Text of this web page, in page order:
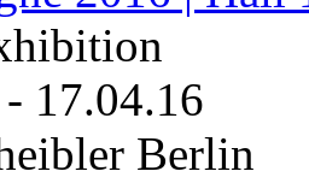
- 17.04.16
Berlin